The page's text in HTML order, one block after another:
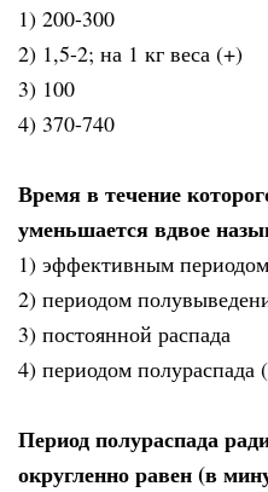
1) 200-300
2) 1,5-2; на 1 кг веса (+)
3) 100
4) 370-740
Время в течение
уменьшается вдвое
1) эффективным периодом
2) периодом
3) постоянной распада
4) периодом полураспада
Период полураспада
округленно равен (в